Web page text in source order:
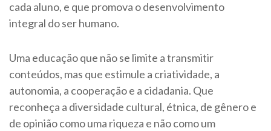
cada aluno, e que promova o desenvolvimento
integral do ser humano.
Uma educação que não se limite a transmitir
conteúdos, mas que estimule a criatividade, a
autonomia, a cooperação e a cidadania. Que
reconheça a diversidade cultural, étnica, de gênero e
de opinião como uma riqueza e não como um